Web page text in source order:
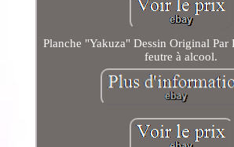
Planche "Yakuza" Dessin Original Par
feutre à alcool.